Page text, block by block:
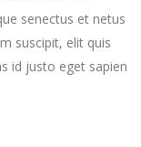
senectus et netus
suscipit, elit quis
id justo eget sapien